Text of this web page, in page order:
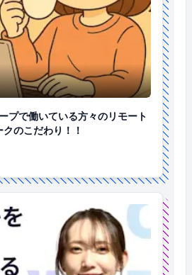
ープで働いている方々のリモート
プで働いている方々のリモート
クのこだわり！！